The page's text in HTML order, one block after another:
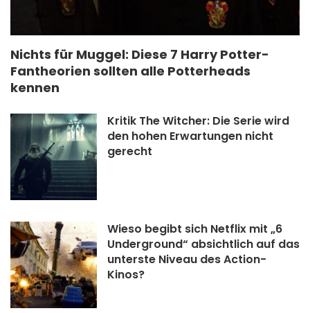
Nichts für Muggel: Diese 7 Harry Potter-
Fantheorien sollten alle Potterheads
kennen
Kritik The Witcher: Die Serie wird
den hohen Erwartungen nicht
gerecht
Wieso begibt sich Netflix mit „6
Underground“ absichtlich auf das
unterste Niveau des Action-
Kinos?